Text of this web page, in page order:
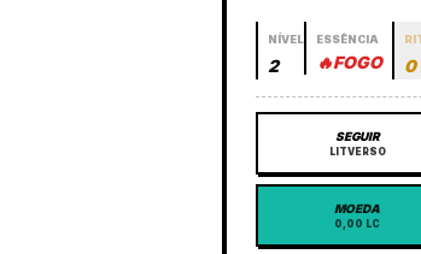
NÍVEL
2
ESSÊNCIA
🔥FOGO 0
SEGUIR
LITVERSO
MOEDA
0,00 LC